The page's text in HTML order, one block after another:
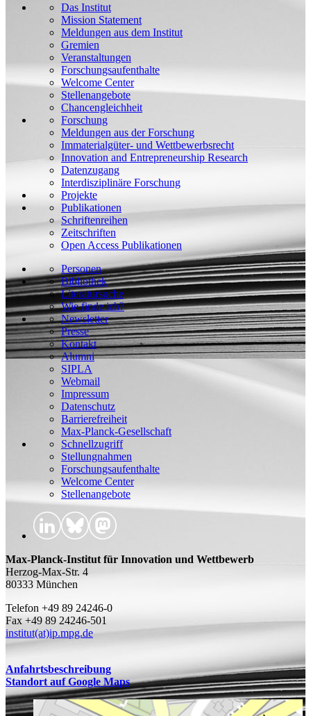
Das Institut
Mission Statement
Meldungen aus dem Institut
Gremien
Veranstaltungen
Forschungsaufenthalte
Welcome Center
Stellenangebote
Chancengleichheit
Forschung
Meldungen aus der Forschung
Immaterialgüter- und Wettbewerbsrecht
Innovation and Entrepreneurship Research
Datenzugang
Interdisziplinäre Forschung
Projekte
Publikationen
Schriftenreihen
Zeitschriften
Open Access Publikationen
Personen
Bibliothek
Literatursuche
Wie finde ich?
Newsletter
Presse
Kontakt
Alumni
SIPLA
Webmail
Impressum
Datenschutz
Barrierefreiheit
Max-Planck-Gesellschaft
Schnellzugriff
Stellungnahmen
Forschungsaufenthalte
Welcome Center
Stellenangebote
Max-Planck-Institut für Innovation und Wettbewerb
Herzog-Max-Str. 4
80333 München
Telefon +49 89 24246-0
Fax +49 89 24246-501
institut(at)ip.mpg.de
Anfahrtsbeschreibung
Standort auf Google Maps